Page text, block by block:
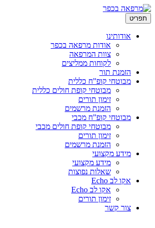
תפריט לדלג
לתוכן
אודותינו
אודות מרפאה בכפר
צוות המרפאה
לקוחות ממליצים
הזמנת תור
מבוטחי קופ”ח כללית
מבוטחי קופת חולים כללית
זימון תורים
הזמנת מרשמים
מבוטחי קופ”ח מכבי
מבוטחי קופת חולים מכבי
זימון תורים
הזמנת מרשמים
מידע מקצועי
מידע מקצועי
שאלות נפוצות
אקו לב Echo
אקו לב Echo
זימון תורים
צור קשר